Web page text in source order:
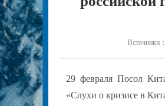
Источники
29 февраля Посол
«Слухи о кризисе в